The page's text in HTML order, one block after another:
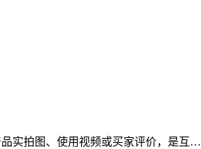
实拍图、使用视频或买家评价，是互…